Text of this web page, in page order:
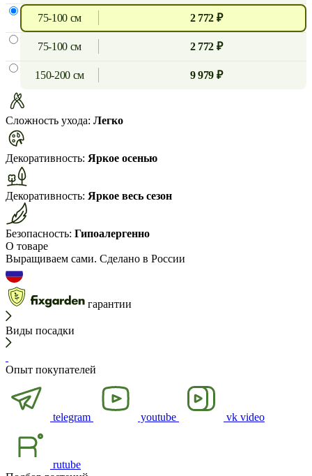
75-100 см 2 772 ₽
75-100 см 2 772 ₽
150-200 см 9 979 ₽
Сложность ухода: Легко
Декоративность: Яркое осенью
Декоративность: Яркое весь сезон
Безопасность: Гипоалергенно
О товаре
Выращиваем сами. Сделано в России
гарантии
Виды посадки
Опыт покупателей
telegram youtube vk video
rutube